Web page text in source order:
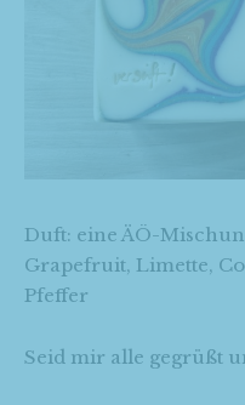
Duft: eine ÄÖ-
Grapefruit, Limette,
Pfeffer
Seid mir alle gegrüßt